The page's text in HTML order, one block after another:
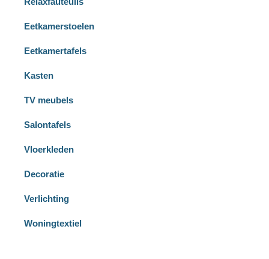
Eetkamerstoelen
Eetkamertafels
Kasten
TV meubels
Salontafels
Vloerkleden
Decoratie
Verlichting
Woningtextiel